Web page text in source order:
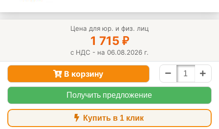
Цена для юр. и физ. лиц
1 715 ₽
с НДС - на 06.08.2026 г.
В корзину
Получить предложение
Купить в 1 клик